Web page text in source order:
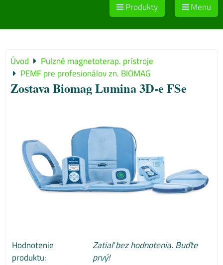
Produkty Menu
Úvod
Pulzné magnetoterap. prístroje
PEMF pre profesionálov zn. BIOMAG
Zostava Biomag Lumina 3D-e FSe
Hodnotenie
produktu:
Zatiaľ bez hodnotenia. Buďte
prvý!